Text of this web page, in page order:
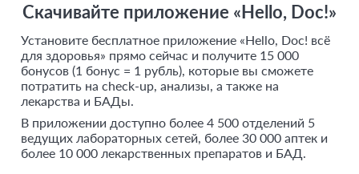
Скачивайте приложение «Hello, Doc!»
Установите бесплатное приложение «Hello, Doc! всё
для здоровья» прямо сейчас и получите 15 000
бонусов (1 бонус = 1 рубль), которые вы сможете
потратить на check-up, анализы, а также на
лекарства и БАДы.
В приложении доступно более 4 500 отделений 5
ведущих лабораторных сетей, более 30 000 аптек и
более 10 000 лекарственных препаратов и БАД.